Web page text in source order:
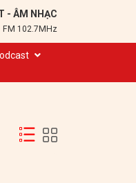
- ÂM NHẠC
FM 102.7MHz
102,7
để kể